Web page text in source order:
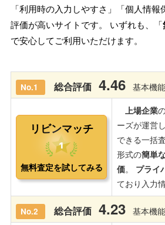
「利用時の入力しやすさ」「個人情
評価が高いサイトです。 いずれも、「
で安心してご利用いただけます。